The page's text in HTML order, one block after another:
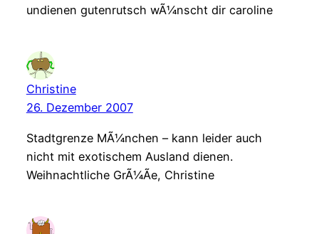
undienen gutenrutsch wÃ¼nscht dir caroline
Christine
26. Dezember 2007
Stadtgrenze MÃ¼nchen – kann leider auch
nicht mit exotischem Ausland dienen.
Weihnachtliche GrÃ¼Ãe, Christine